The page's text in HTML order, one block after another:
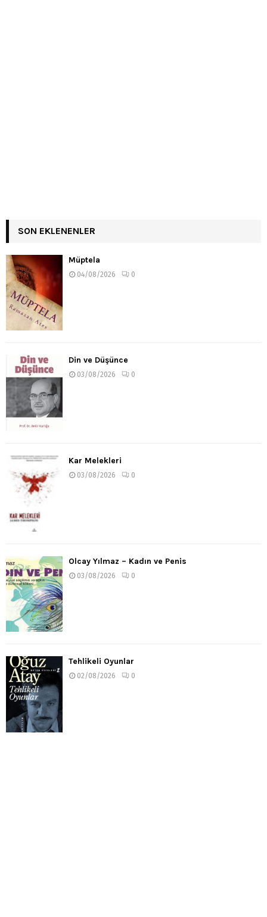
SON EKLENENLER
Müptela
04/08/2026 0
Din ve Düşünce
03/08/2026 0
Kar Melekleri
03/08/2026 0
Olcay Yılmaz – Kadın ve Penis
03/08/2026 0
Tehlikeli Oyunlar
02/08/2026 0